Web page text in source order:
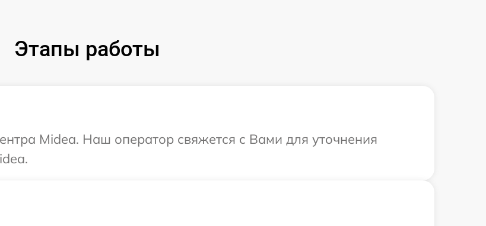
Этапы работы
Midea. Наш оператор свяжется с Вами для уточнения